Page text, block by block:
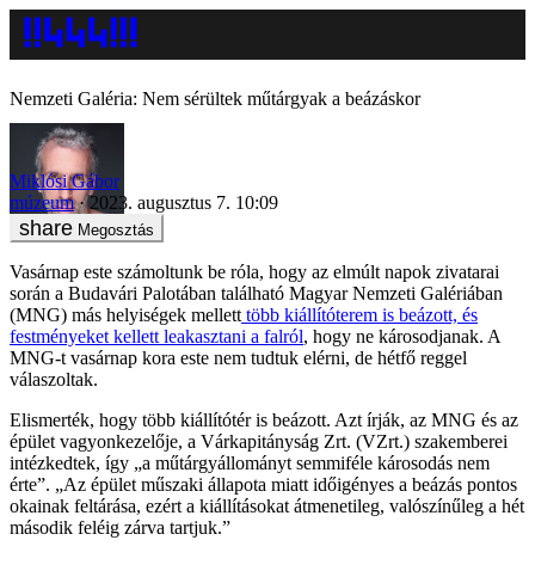
Nemzeti Galéria: Nem sérültek műtárgyak a beázáskor
Miklósi Gábor
múzeum
2023. augusztus 7. 10:09
Megosztás
Vasárnap este számoltunk be róla, hogy az elmúlt napok zivatarai
során a Budavári Palotában található Magyar Nemzeti Galériában
(MNG) más helyiségek mellett több kiállítóterem is beázott, és
festményeket kellett leakasztani a falról, hogy ne károsodjanak. A
MNG-t vasárnap kora este nem tudtuk elérni, de hétfő reggel
válaszoltak.
Elismerték, hogy több kiállítótér is beázott. Azt írják, az MNG és az
épület vagyonkezelője, a Várkapitányság Zrt. (VZrt.) szakemberei
intézkedtek, így „a műtárgyállományt semmiféle károsodás nem
érte”. „Az épület műszaki állapota miatt időigényes a beázás pontos
okainak feltárása, ezért a kiállításokat átmenetileg, valószínűleg a hét
második feléig zárva tartjuk.”